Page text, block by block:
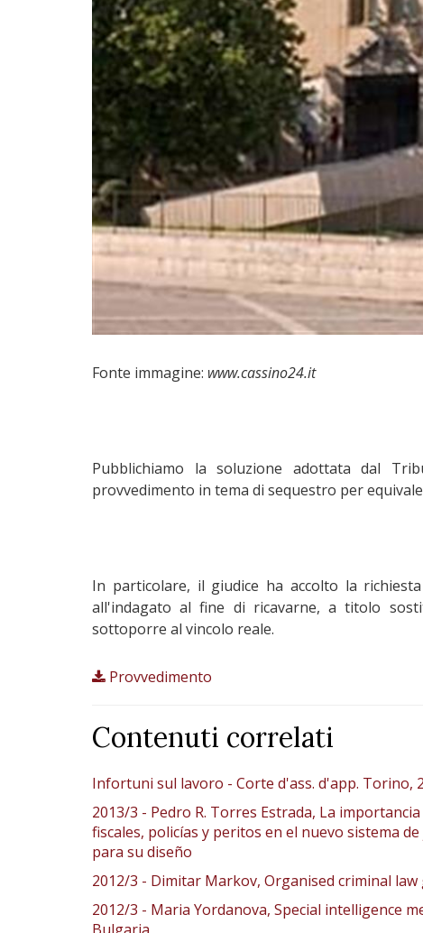
Fonte immagine: www.cassino24.it
Pubblichiamo la soluzione adottata dal
provvedimento in tema di sequestro per
In particolare, il giudice ha accolto la
all'indagato al fine di ricavarne, a titolo
sottoporre al vincolo reale.
Provvedimento
Contenuti correlati
Infortuni sul lavoro - Corte d'ass. d'app. Torino,
2013/3 - Pedro R. Torres Estrada, La
fiscales, policías y peritos en el nuevo sistema
para su diseño
2012/3 - Dimitar Markov, Organised criminal
2012/3 - Maria Yordanova, Special intelligence